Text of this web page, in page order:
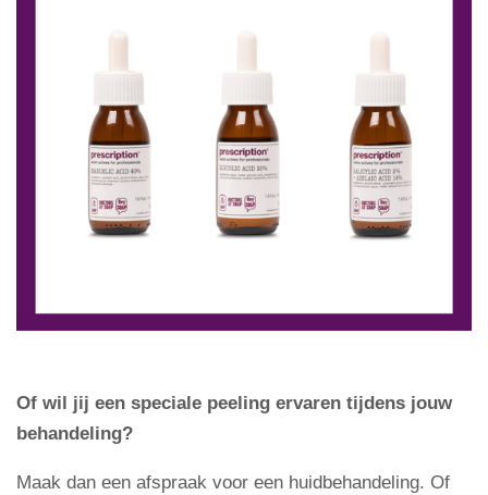
Of wil jij een speciale peeling ervaren tijdens jouw
behandeling?
Maak dan een afspraak voor een huidbehandeling. Of